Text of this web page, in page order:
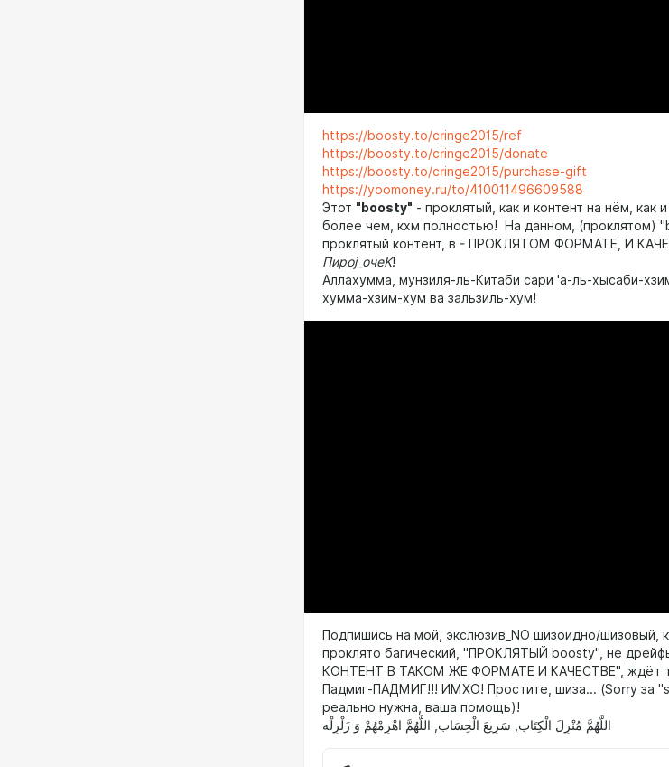
https://boosty.to/cringe2015/ref
https://boosty.to/cringe2015/donate
https://boosty.to/cringe2015/purchase-gift
https://yoomoney.ru/to/410011496609588
Этот "boosty" - проклятый, как и контент на нём, как
более чем, кхм полностью! На данном, (проклятом)
проклятый контент, в - ПРОКЛЯТОМ ФОРМАТЕ, И
Пироj_ очеK!
Аллахумма, мунзиля-ль-Китаби сари 'а-ль-хысаби-
хумма-хзим-хум ва зальзиль-хум!
Подпишись на мой, экслюзив_NO шизоидно/шизовый,
проклято багический, "ПРОКЛЯТЫЙ boosty", не
КОНТЕНТ В ТАКОМ ЖЕ ФОРМАТЕ И КАЧЕСТВЕ", ждёт
Падмиг-ПАДМИГ!!! ИМХО! Простите, шиза... (Sorry за
реально нужна, ваша помощь)!
اللَّهُمَّ مُنْزِلَ الْكِتَاب, سَرِيعَ الْحِسَاب, اللَّهُمَّ اهْزِمْهُمْ وَ زَلْزِلْه